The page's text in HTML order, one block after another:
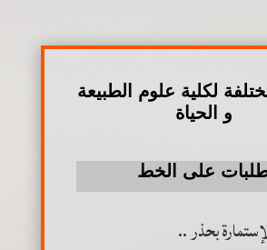
لكلية علوم الطبيعة
و الحياة
على الخط
بحذر ..